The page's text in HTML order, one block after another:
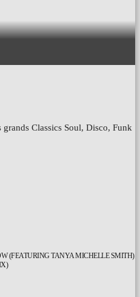
grands Classics Soul, Disco, Funk
(FEATURING TANYA MICHELLE SMITH)